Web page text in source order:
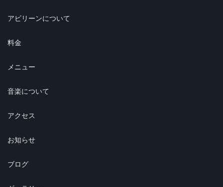
アビリーンについて
料金
メニュー
音楽について
アクセス
お知らせ
ブログ